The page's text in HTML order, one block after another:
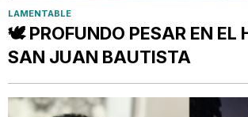
LAMENTABLE
🕊️ PROFUNDO PESAR EN EL
SAN JUAN BAUTISTA